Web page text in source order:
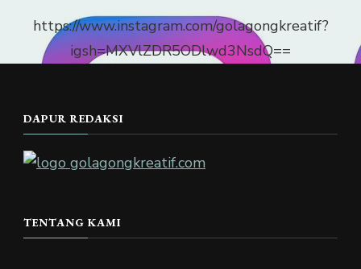
https://www.instagram.com/golagongkreatif?
igsh=MXVlZDR5ODlwd3NsdQ==
DAPUR REDAKSI
TENTANG KAMI